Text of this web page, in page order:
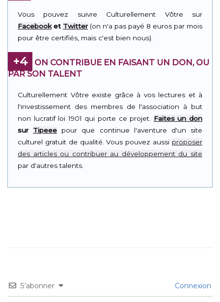
Vous pouvez suivre Culturellement Vôtre sur
Facebooket Twitter(on n'a pas payé 8 euros par mois
pour être certifiés, mais c'est bien nous).
+4
ON CONTRIBUE EN FAISANT UN DON, OU
PAR SON TALENT
Culturellement Vôtre existe grâce à vos lectures et à
l'investissement des membres de l'association à but
non lucratif loi 1901 qui porte ce projet. Faites un don
sur Tipeee pour que continue l'aventure d'un site
culturel gratuit de qualité. Vous pouvez aussi proposer
des articles ou contribuer au développement du site
par d'autres talents.
S’abonner Connexion